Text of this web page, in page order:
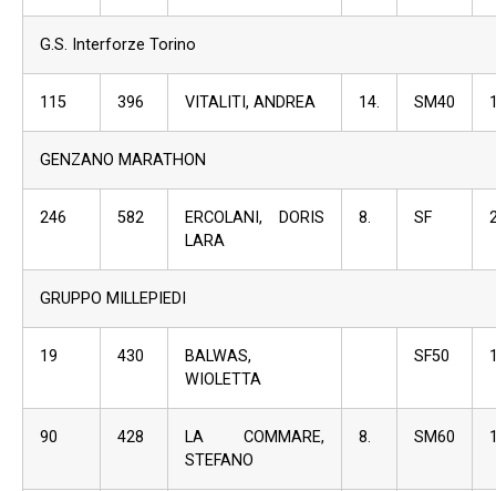
G.S. Interforze Torino
115 396 VITALITI, ANDREA 14. SM40
GENZANO MARATHON
246 582
ERCOLANI, DORIS
LARA
8. SF
GRUPPO MILLEPIEDI
19 430
BALWAS,
WIOLETTA
SF50
90 428
LA COMMARE,
STEFANO
8. SM60